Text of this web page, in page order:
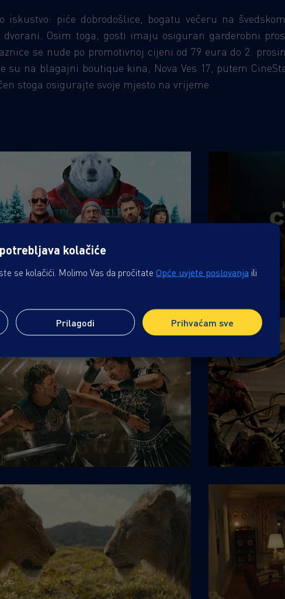
piće dobrodošlice, bogatu večeru na
Osim toga, gosti imaju osiguran garderobni
se nude po promotivnoj cijeni od 79 eura do 2.
su na blagajni boutique kina, Nova Ves 17, putem
stoga osigurajte svoje mjesto na vrijeme.
kolačiće
se kolačići. Molimo Vas da pročitate Opće uvjete poslovanja ili
Prilagodi Prihvaćam sve